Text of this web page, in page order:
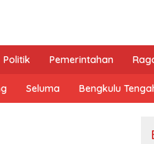
Politik Pemerintahan
Seluma Bengkulu